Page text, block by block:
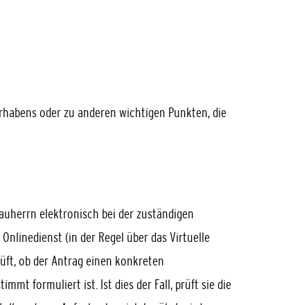
oder zu anderen wichtigen Punkten, die
elektronisch bei der zuständigen
(in der Regel über das Virtuelle
ob der Antrag einen konkreten
formuliert ist. Ist dies der Fall, prüft sie die